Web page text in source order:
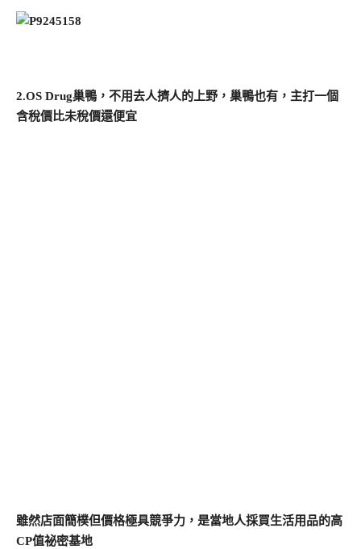
2.OS Drug巢鴨，不用去人擠人的上野，巢鴨也有，主打一個
含稅價比未稅價還便宜
雖然店面簡樸但價格極具競爭力，是當地人採買生活用品的高
CP值祕密基地